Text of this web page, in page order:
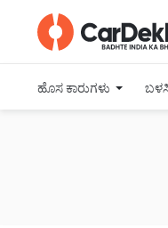
ಹೊಸ ಕಾರುಗಳು